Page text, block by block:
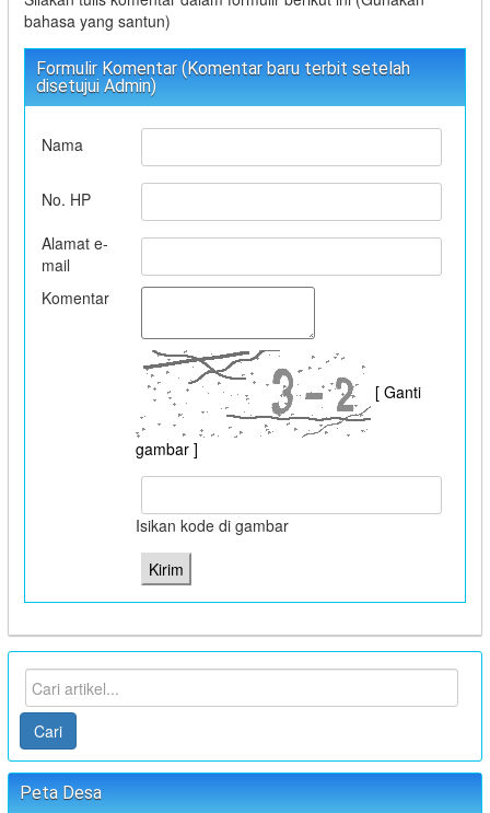
bahasa yang santun)
Formulir Komentar (Komentar baru terbit setelah
disetujui Admin)
Nama
No. HP
Alamat e-
mail
Komentar
[ Ganti
gambar ]
Isikan kode di gambar
Cari
Peta Desa